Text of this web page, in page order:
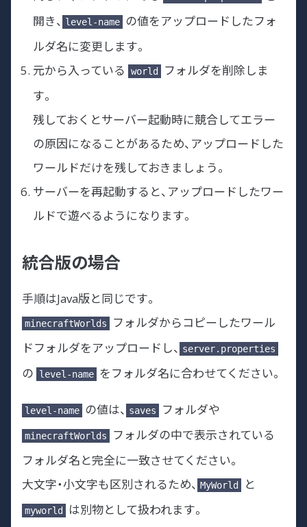
開き、 level-name の値をアップロードしたフォ
ルダ名に変更します。
元から入っている
world
フォルダを削除しま
す。
残しておくとサーバー起動時に競合してエラー
の原因になることがあるため、アップロードした
ワールドだけを残しておきましょう。
サーバーを再起動すると、アップロードしたワー
ルドで遊べるようになります。
統合版の場合
手順はJava版と同じです。
minecraftWorlds
フォルダからコピーしたワール
ドフォルダをアップロードし、 server.properties
の level-name をフォルダ名に合わせてください。
level-name の値は、 saves フォルダや
minecraftWorlds
フォルダの中で表示されている
フォルダ名と完全に一致させてください。
大文字・小文字も区別されるため、 MyWorld と
myworld は別物として扱われます。